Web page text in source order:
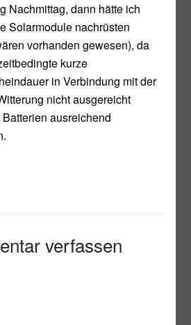
Nachmittag, dann hätte ich
Solarmodule nachrüsten
vorhanden gewesen), da
kurze
in Verbindung mit der
nicht ausgereicht
ausreichend
verfassen